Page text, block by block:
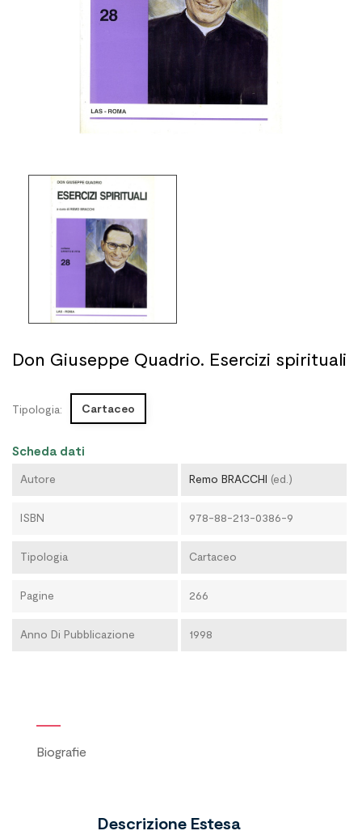
Don Giuseppe Quadrio. Esercizi spirituali
Tipologia: Cartaceo
Scheda dati
Autore Remo BRACCHI (ed.)
ISBN 978-88-213-0386-9
Tipologia Cartaceo
Pagine 266
Anno Di Pubblicazione 1998
Biografie
Descrizione Estesa